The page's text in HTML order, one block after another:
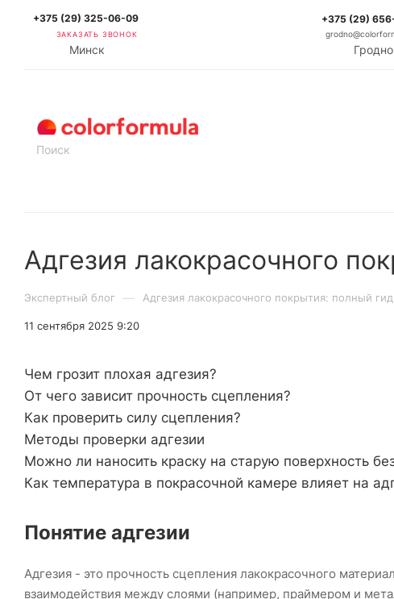
+375 (29) 325-06-09
ЗАКАЗАТЬ ЗВОНОК
Минск
+375 (29)
Гродно
Адгезия лакокрасочного
Экспертный блог — Адгезия лакокрасочного покрытия: полный
11 сентября 2025 9:20
Чем грозит плохая адгезия?
От чего зависит прочность сцепления?
Как проверить силу сцепления?
Методы проверки адгезии
Можно ли наносить краску на старую поверхность
Как температура в покрасочной камере влияет на
Понятие адгезии
Адгезия - это прочность сцепления лакокрасочного
взаимодействия между слоями (например, праймером и